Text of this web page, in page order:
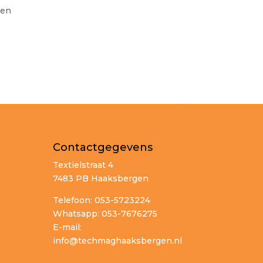
Contactgegevens
Textielstraat 4
7483 PB Haaksbergen
Telefoon: 053-5723224
Whatsapp: 053-7676275
E-mail:
info@techmaghaaksbergen.nl